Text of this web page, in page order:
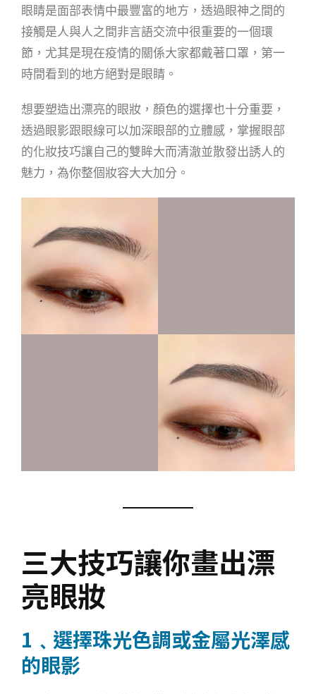
眼睛是面部表情中最豐富的地方，透過眼神之間的
接觸是人與人之間非言語交流中很重要的一個環
節，尤其是現在疫情的關係大家都戴著口罩，第一
時間看到的地方絕對是眼睛。
想要塑造出漂亮的眼妝，顏色的選擇也十分重要，
透過眼影跟眼線可以加深眼部的立體感，掌握眼部
的化妝技巧讓自己的雙眸大而清澈並散發出誘人的
魅力，為你整個妝容大大加分。
三大技巧讓你畫出漂
亮眼妝
1﹑選擇珠光色調或金屬光澤感
的眼影